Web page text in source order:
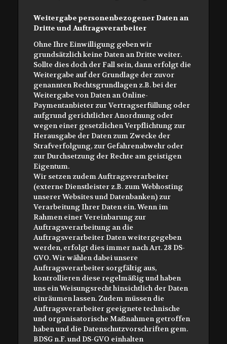
Weitergabe personenbezogener Daten an
Dritte und Auftragsverarbeiter
Ohne Ihre Einwilligung geben wir
grundsätzlich keine Daten an Dritte weiter.
Sollte dies doch der Fall sein, dann erfolgt die
Weitergabe auf der Grundlage der zuvor
genannten Rechtsgrundlagen z.B. bei der
Weitergabe von Daten an Online-
Paymentanbieter zur Vertragserfüllung oder
aufgrund gerichtlicher Anordnung oder
wegen einer gesetzlichen Verpflichtung zur
Herausgabe der Daten zum Zwecke der
Strafverfolgung, zur Gefahrenabwehr oder
zur Durchsetzung der Rechte am geistigen
Eigentum.
Wir setzen zudem Auftragsverarbeiter
(externe Dienstleister z.B. zum Webhosting
unserer Websites und Datenbanken) zur
Verarbeitung Ihrer Daten ein. Wenn im
Rahmen einer Vereinbarung zur
Auftragsverarbeitung an die
Auftragsverarbeiter Daten weitergegeben
werden, erfolgt dies immer nach Art. 28 DS-
GVO. Wir wählen dabei unsere
Auftragsverarbeiter sorgfältig aus,
kontrollieren diese regelmäßig und haben
uns ein Weisungsrecht hinsichtlich der Daten
einräumen lassen. Zudem müssen die
Auftragsverarbeiter geeignete technische
und organisatorische Maßnahmen getroffen
haben und die Datenschutzvorschriften gem.
BDSG n.F. und DS-GVO einhalten